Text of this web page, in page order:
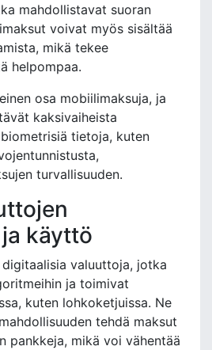
mahdollistavat suoran
voivat myös sisältää
mikä tekee
helpompaa.
osa mobiilimaksuja, ja
kaksivaiheista
tietoja, kuten
turvallisuuden.
käyttö
valuuttoja, jotka
ja toimivat
kuten lohkoketjuissa. Ne
tehdä maksut
pankkeja, mikä voi vähentää